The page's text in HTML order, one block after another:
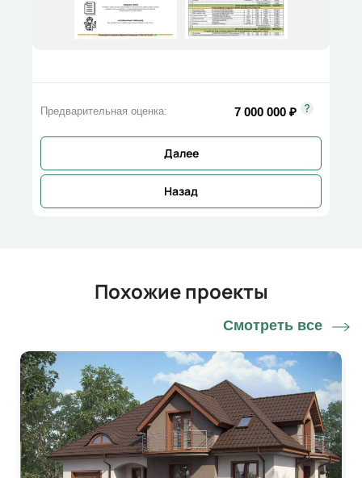
Предварительная оценка: 7 000 000 ₽
Назад
Далее
Похожие проекты
Смотреть все